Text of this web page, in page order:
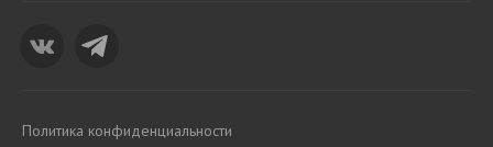
Политика конфиденциальности